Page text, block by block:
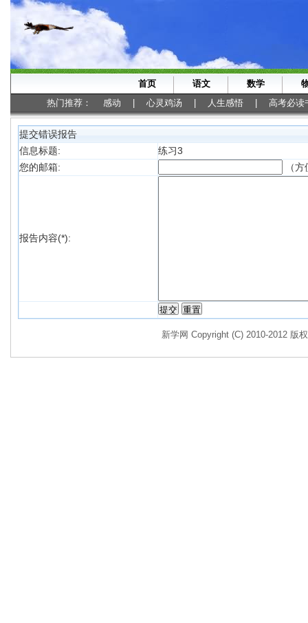
首页 语文 数学
热门推荐： 感动 心灵鸡汤 人生感悟 高考必读
提交错误报告
信息标题:
练习3
您的邮箱:
（
报告内容(*):
新学网 Copyright (C) 2010-2012 版